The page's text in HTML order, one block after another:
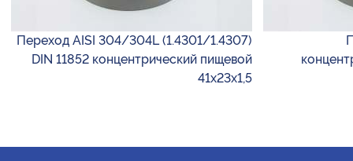
Переход AISI 304/304L (1.4301/1.4307)
DIN 11852 концентрический пищевой
41х23х1,5